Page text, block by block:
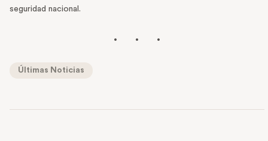
seguridad nacional.
Últimas Noticias